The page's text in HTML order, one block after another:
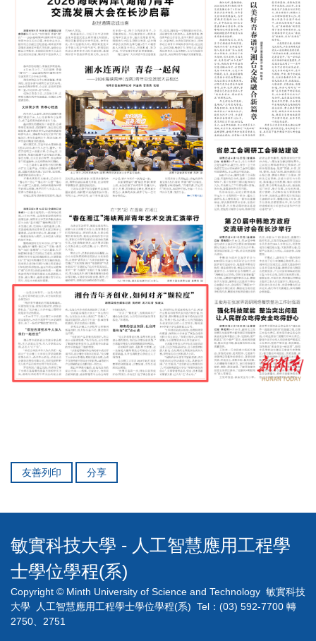
友善列印 分享
敏實科技大學 - 人工智慧應用工程學
士學位學程(系)
Copyright © Minth University of Science and Technology 敏實科技
大學 人工智慧應用工程學士學位學程(系) Tel：(03) 592-7700 轉
2750、2751